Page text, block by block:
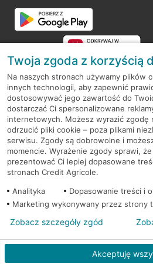
RODO
Regulamin serwisu
Mapa serwisu
PolitykaCookies
© 2026 Credit Agricole Bank Polska S.A.
Twoja zgoda z korzyścią
Na naszych stronach używamy plików
innych technologii, aby zapewnić
dostosowywać jego zawartość do
dostarczać Ci spersonalizowane
internetowych. Możesz wyrazić zgodę
odrzucić pliki cookie – poza plikami
serwisu. Zgody są dobrowolne i
momencie. Wyrażenie zgody sprawi,
prezentować Ci lepiej dopasowane
stronach Credit Agricole.
Analityka
Dopasowanie treści i
Marketing wykonywany przez strony
Akceptuję
Zobacz szczegóły zgód